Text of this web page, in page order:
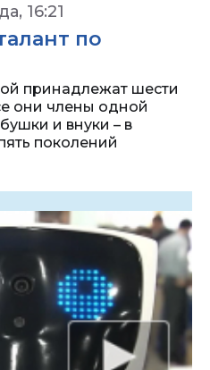
16:21
по
принадлежат шести
они члены одной
и внуки – в
поколений